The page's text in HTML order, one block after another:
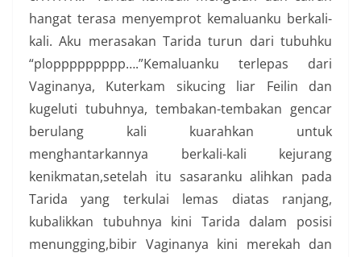
hangat terasa menyemprot kemaluanku berkali-
kali. Aku merasakan Tarida turun dari tubuhku
“ploppppppppp….”Kemaluanku terlepas dari
Vaginanya, Kuterkam sikucing liar Feilin dan
kugeluti tubuhnya, tembakan-tembakan gencar
berulang kali kuarahkan untuk
menghantarkannya berkali-kali kejurang
kenikmatan,setelah itu sasaranku alihkan pada
Tarida yang terkulai lemas diatas ranjang,
kubalikkan tubuhnya kini Tarida dalam posisi
menungging,bibir Vaginanya kini merekah dan